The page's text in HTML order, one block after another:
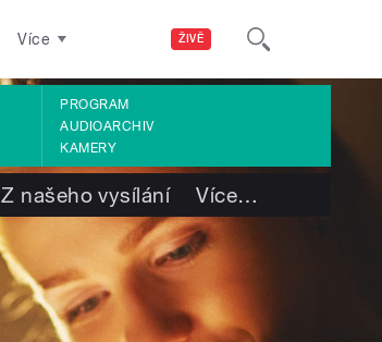
ŽIVĚ
Více
PROGRAM
AUDIOARCHIV
KAMERY
Z našeho vysílání Více…